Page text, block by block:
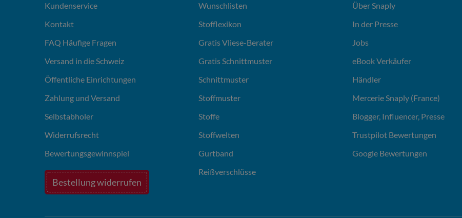
Kundenservice
Kontakt
FAQ Häufige Fragen
Versand in die Schweiz
Öffentliche Einrichtungen
Zahlung und Versand
Selbstabholer
Widerrufsrecht
Bewertungsgewinnspiel
Bestellung widerrufen
Wunschlisten
Stofflexikon
Gratis Vliese-Berater
Gratis Schnittmuster
Schnittmuster
Stoffmuster
Stoffe
Stoffwelten
Gurtband
Reißverschlüsse
Über Snaply
In der Presse
Jobs
eBook Verkäufer
Händler
Mercerie Snaply (France)
Blogger, Influencer, Presse
Trustpilot Bewertungen
Google Bewertungen